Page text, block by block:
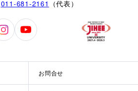
011-681-2161 （代表）
北
北
お問合せ